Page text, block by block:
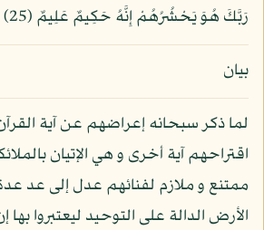
رَبَّكَ هُوَ يَحْشُرُهُمْ إِنَّهُ حَكِيمٌ عَلِيمٌ (25)
بيان
لما ذكر سبحانه إعراضهم عن آية
اقتراحهم آية أخرى و هي الإتيان
ممتنع و ملازم لفنائهم عدل إلى عد
الأرض الدالة على التوحيد ليعتبروا بها